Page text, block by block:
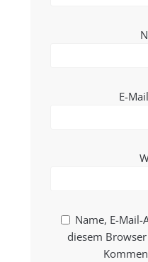
E-
Name, E-Mail-
diesem